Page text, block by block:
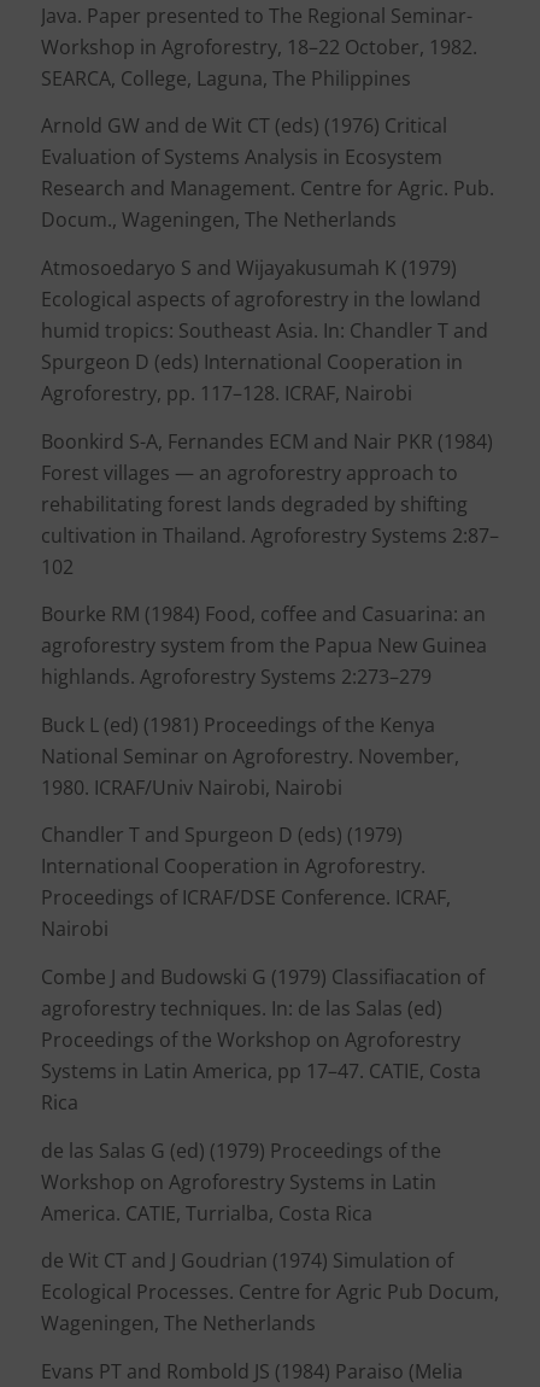
Java. Paper presented to The Regional Seminar-
Workshop in Agroforestry, 18–22 October, 1982.
SEARCA, College, Laguna, The Philippines
Arnold GW and de Wit CT (eds) (1976) Critical
Evaluation of Systems Analysis in Ecosystem
Research and Management. Centre for Agric. Pub.
Docum., Wageningen, The Netherlands
Atmosoedaryo S and Wijayakusumah K (1979)
Ecological aspects of agroforestry in the lowland
humid tropics: Southeast Asia. In: Chandler T and
Spurgeon D (eds) International Cooperation in
Agroforestry, pp. 117–128. ICRAF, Nairobi
Boonkird S-A, Fernandes ECM and Nair PKR (1984)
Forest villages — an agroforestry approach to
rehabilitating forest lands degraded by shifting
cultivation in Thailand. Agroforestry Systems 2:87–
102
Bourke RM (1984) Food, coffee and Casuarina: an
agroforestry system from the Papua New Guinea
highlands. Agroforestry Systems 2:273–279
Buck L (ed) (1981) Proceedings of the Kenya
National Seminar on Agroforestry. November,
1980. ICRAF/Univ Nairobi, Nairobi
Chandler T and Spurgeon D (eds) (1979)
International Cooperation in Agroforestry.
Proceedings of ICRAF/DSE Conference. ICRAF,
Nairobi
Combe J and Budowski G (1979) Classifiacation of
agroforestry techniques. In: de las Salas (ed)
Proceedings of the Workshop on Agroforestry
Systems in Latin America, pp 17–47. CATIE, Costa
Rica
de las Salas G (ed) (1979) Proceedings of the
Workshop on Agroforestry Systems in Latin
America. CATIE, Turrialba, Costa Rica
de Wit CT and J Goudrian (1974) Simulation of
Ecological Processes. Centre for Agric Pub Docum,
Wageningen, The Netherlands
Evans PT and Rombold JS (1984) Paraiso (Melia